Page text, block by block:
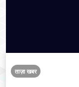
ताज़ा खबर